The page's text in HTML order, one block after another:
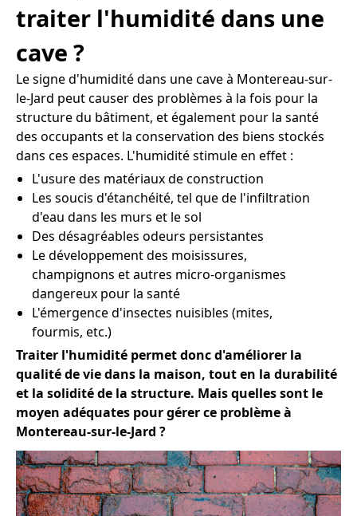
traiter l'humidité dans une
cave ?
Le signe d'humidité dans une cave à Montereau-sur-
le-Jard peut causer des problèmes à la fois pour la
structure du bâtiment, et également pour la santé
des occupants et la conservation des biens stockés
dans ces espaces. L'humidité stimule en effet :
L'usure des matériaux de construction
Les soucis d'étanchéité, tel que de l'infiltration
d'eau dans les murs et le sol
Des désagréables odeurs persistantes
Le développement des moisissures,
champignons et autres micro-organismes
dangereux pour la santé
L'émergence d'insectes nuisibles (mites,
fourmis, etc.)
Traiter l'humidité permet donc d'améliorer la
qualité de vie dans la maison, tout en la durabilité
et la solidité de la structure. Mais quelles sont le
moyen adéquates pour gérer ce problème à
Montereau-sur-le-Jard ?